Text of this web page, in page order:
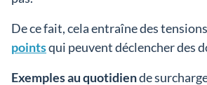
De ce fait, cela entraîne des
pointsqui peuvent déclencher des
Exemples au quotidiende